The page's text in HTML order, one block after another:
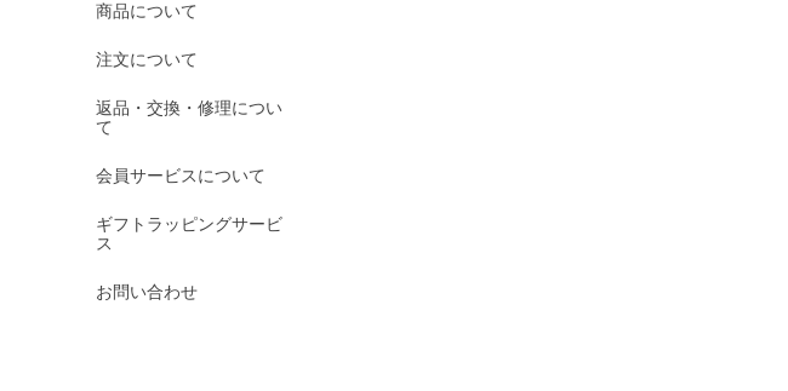
商品について
注文について
返品・交換・修理につい
て
会員サービスについて
ギフトラッピングサービ
ス
お問い合わせ